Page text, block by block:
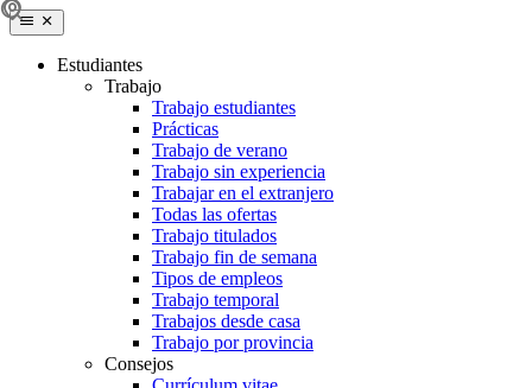
Estudiantes
Trabajo
Trabajo estudiantes
Prácticas
Trabajo de verano
Trabajo sin experiencia
Trabajar en el extranjero
Todas las ofertas
Trabajo titulados
Trabajo fin de semana
Tipos de empleos
Trabajo temporal
Trabajos desde casa
Trabajo por provincia
Consejos